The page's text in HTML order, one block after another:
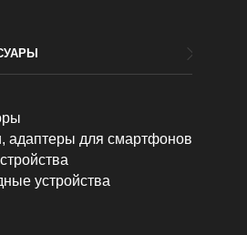
адаптеры для смартфонов
устройства